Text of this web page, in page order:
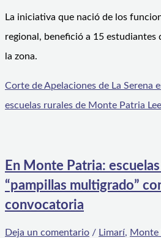
La iniciativa que nació de los
regional, benefició a 15 estudiantes
la zona.
Corte de Apelaciones de La Serena
escuelas rurales de Monte Patria
En Monte Patria:
“pampillas multigrado”
convocatoria
Deja un comentario / Limarí, Monte